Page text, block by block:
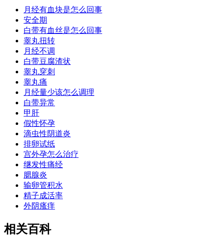
月经有血块是怎么回事
安全期
白带有血丝是怎么回事
睾丸扭转
月经不调
白带豆腐渣状
睾丸穿刺
睾丸痛
月经量少该怎么调理
白带异常
甲肝
假性怀孕
滴虫性阴道炎
排卵试纸
宫外孕怎么治疗
继发性痛经
腮腺炎
输卵管积水
精子成活率
外阴瘙痒
相关百科